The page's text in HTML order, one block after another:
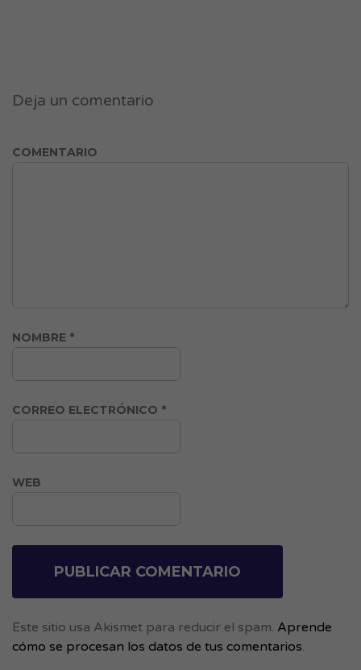
Deja un comentario
COMENTARIO
NOMBRE *
CORREO ELECTRÓNICO *
WEB
Este sitio usa Akismet para reducir el spam. Aprende
cómo se procesan los datos de tus comentarios.